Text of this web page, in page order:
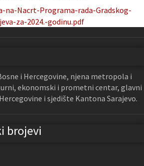
na-Nacrt-Programa-rada-Gradskog-
za-2024.-godinu.pdf
i Hercegovine, njena metropola i
ekonomski i prometni centar, glavni
i sjedište Kantona Sarajevo.
brojevi